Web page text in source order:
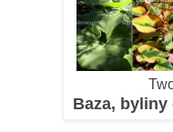
Baza,